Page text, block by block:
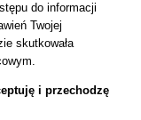
do informacji
Twojej
skutkowała
i przechodzę